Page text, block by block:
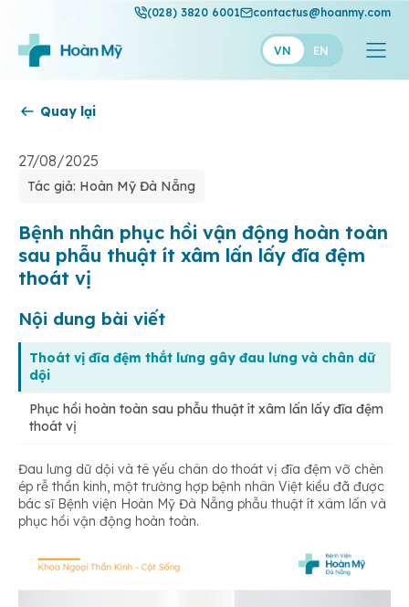
(028) 3820 6001 contactus@hoanmy.com
VN EN
Hạnh Phúc
Thuận Mỹ
Quay lại
27/08/2025
Tác giả: Hoàn Mỹ Đà Nẵng
Bệnh nhân phục hồi vận động hoàn toàn
sau phẫu thuật ít xâm lấn lấy đĩa đệm
thoát vị
Nội dung bài viết
Thoát vị đĩa đệm thắt lưng gây đau lưng và chân dữ
dội
Phục hồi hoàn toàn sau phẫu thuật ít xâm lấn lấy đĩa đệm
thoát vị
Đau lưng dữ dội và tê yếu chân do thoát vị đĩa đệm vỡ chèn
ép rễ thần kinh, một trường hợp bệnh nhân Việt kiều đã được
bác sĩ Bệnh viện Hoàn Mỹ Đà Nẵng phẫu thuật ít xâm lấn và
phục hồi vận động hoàn toàn.